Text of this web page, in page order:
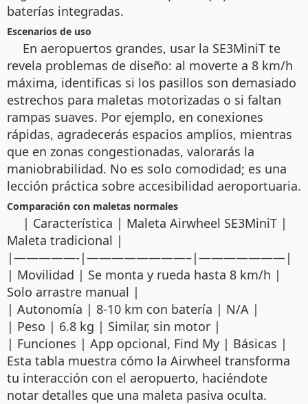
baterías integradas.
Escenarios de uso
En aeropuertos grandes, usar la SE3MiniT te
revela problemas de diseño: al moverte a 8 km/h
máxima, identificas si los pasillos son demasiado
estrechos para maletas motorizadas o si faltan
rampas suaves. Por ejemplo, en conexiones
rápidas, agradecerás espacios amplios, mientras
que en zonas congestionadas, valorarás la
maniobrabilidad. No es solo comodidad; es una
lección práctica sobre accesibilidad aeroportuaria.
Comparación con maletas normales
| Característica | Maleta Airwheel SE3MiniT |
Maleta tradicional |
|—————-|————————–|———————|
| Movilidad | Se monta y rueda hasta 8 km/h |
Solo arrastre manual |
| Autonomía | 8-10 km con batería | N/A |
| Peso | 6.8 kg | Similar, sin motor |
| Funciones | App opcional, Find My | Básicas |
Esta tabla muestra cómo la Airwheel transforma
tu interacción con el aeropuerto, haciéndote
notar detalles que una maleta pasiva oculta.